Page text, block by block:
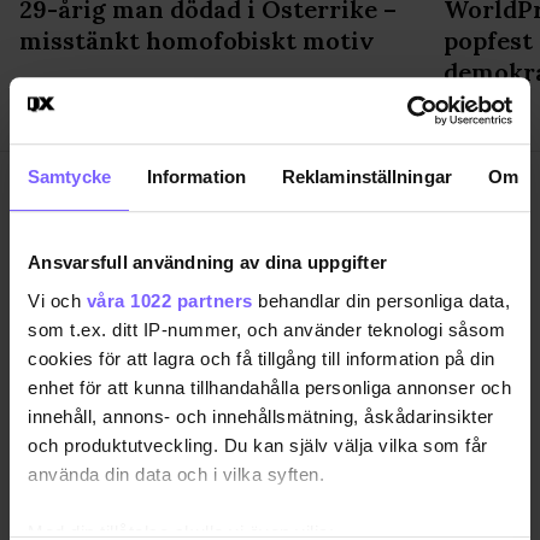
Samtycke Information Reklaminställningar Om
Ansvarsfull användning av dina uppgifter
Vi och våra 1022 partners behandlar din personliga data,
som t.ex. ditt IP-nummer, och använder teknologi såsom
cookies för att lagra och få tillgång till information på din
enhet för att kunna tillhandahålla personliga annonser och
innehåll, annons- och innehållsmätning, åskådarinsikter
och produktutveckling. Du kan själv välja vilka som får
använda din data och i vilka syften.
Med din tillåtelse skulle vi även vilja:
29-årig man dödad i Österrike –
misstänkt homofobiskt motiv
SAMHÄLLE
NÖJE
LIVSSTIL
QRUISER
SHOP
ANNONSERA
OM OSS
VANLIGA FRÅGOR OCH SVAR
TIDNINGSARKIV
HÄR FINNS TIDNINGEN
INTEGRITETSPOLICY